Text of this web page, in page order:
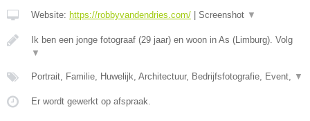
Website: https://robbyvandendries.com/ Screenshot ▼
Ik ben een jonge fotograaf (29 jaar) en woon in As (Limburg). Volg
▼
Portrait, Familie, Huwelijk, Architectuur, Bedrijfsfotografie, Event, ▼
Er wordt gewerkt op afspraak.